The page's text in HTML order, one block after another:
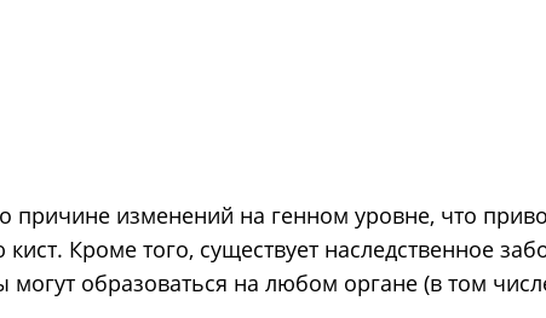
причине изменений на генном уровне, что
Кроме того, существует наследственное
образоваться на любом органе (в том